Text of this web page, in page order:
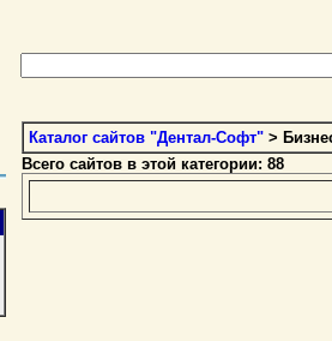
Каталог сайтов "Дентал-Софт" >
Всего сайтов в этой категории: 88